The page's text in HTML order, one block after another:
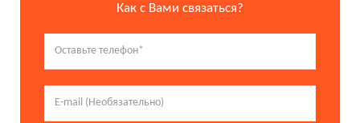
Как с Вами связаться?